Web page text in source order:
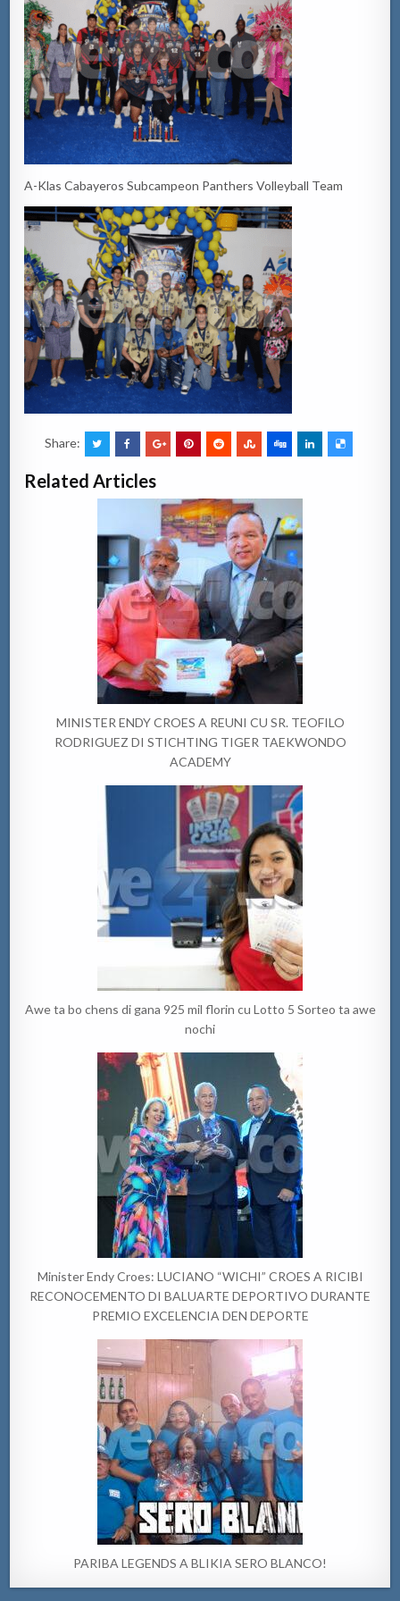
A-Klas Cabayeros Subcampeon Panthers Volleyball Team
Share:
Related Articles
MINISTER ENDY CROES A REUNI CU SR. TEOFILO
RODRIGUEZ DI STICHTING TIGER TAEKWONDO
ACADEMY
Awe ta bo chens di gana 925 mil florin cu Lotto 5 Sorteo ta awe
nochi
Minister Endy Croes: LUCIANO “WICHI” CROES A RICIBI
RECONOCEMENTO DI BALUARTE DEPORTIVO DURANTE
PREMIO EXCELENCIA DEN DEPORTE
PARIBA LEGENDS A BLIKIA SERO BLANCO!